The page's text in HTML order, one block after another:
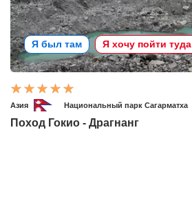
Я был там Я хочу пойти туда
Азия Национальный парк Сагарматха
Поход Гокио - Драгнанг